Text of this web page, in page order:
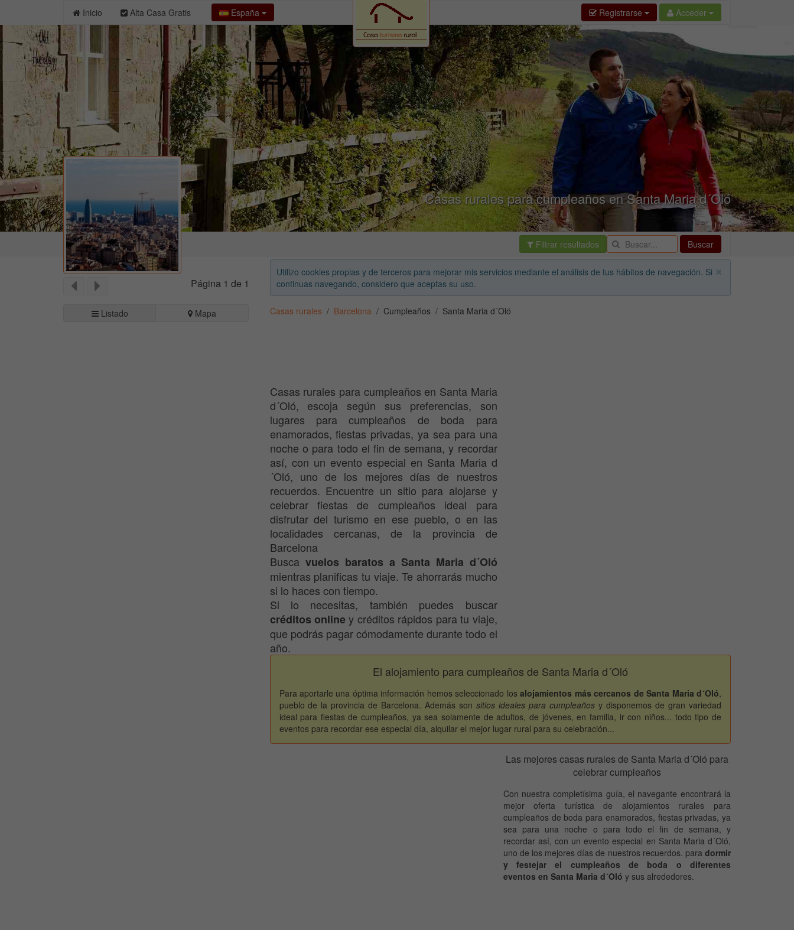
Inicio Alta Casa Gratis España Registrarse Acceder
Casas rurales para cumpleaños en Santa Maria d´Oló
Filtrar resultados Buscar
Página 1 de 1
Listado Mapa
Utilizo cookies propias y de terceros para mejorar mis servicios mediante el análisis de tus hábitos de navegación. Si
continuas navegando, considero que aceptas su uso.
Casas rurales Barcelona Cumpleaños Santa Maria d´Oló
Casas rurales para cumpleaños en Santa Maria
d´Oló, escoja según sus preferencias, son
lugares para cumpleaños de boda para
enamorados, fiestas privadas, ya sea para una
noche o para todo el fin de semana, y recordar
así, con un evento especial en Santa Maria d
´Oló, uno de los mejores días de nuestros
recuerdos. Encuentre un sitio para alojarse y
celebrar fiestas de cumpleaños ideal para
disfrutar del turismo en ese pueblo, o en las
localidades cercanas, de la provincia de
Barcelona
Busca vuelos baratos a Santa Maria d´Oló
mientras planificas tu viaje. Te ahorrarás mucho
si lo haces con tiempo.
Si lo necesitas, también puedes buscar
créditos onliney créditos rápidos para tu viaje,
que podrás pagar cómodamente durante todo el
año.
El alojamiento para cumpleaños de Santa Maria d´Oló
Para aportarle una óptima información hemos seleccionado losalojamientos más cercanos de Santa Maria d´Oló,
pueblo de la provincia de Barcelona. Además sonsitios ideales para cumpleaños y disponemos de gran variedad
ideal para fiestas de cumpleaños, ya sea solamente de adultos, de jóvenes, en familia, ir con niños... todo tipo de
eventos para recordar ese especial día, alquilar el mejor lugar rural para su celebración...
Las mejores casas rurales de Santa Maria d´Oló para
celebrar cumpleaños
Con nuestra completísima guía, el navegante encontrará la
mejor oferta turística de alojamientos rurales para
cumpleaños de boda para enamorados, fiestas privadas, ya
sea para una noche o para todo el fin de semana, y
recordar así, con un evento especial en Santa Maria d´Oló,
uno de los mejores días de nuestros recuerdos. para dormir
y festejar el cumpleaños de boda o diferentes
eventos en Santa Maria d´Oló y sus alrededores.